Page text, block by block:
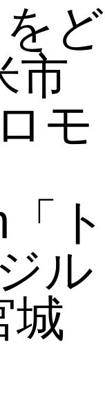
ど
市
モ
ル
城